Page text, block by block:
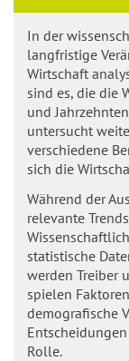
In der
langfristige
Wirtschaft
sind es, die die
und
untersucht
verschiedene
sich die
Während der
relevante
statistische
werden Treiber
spielen
demografische
Rolle.